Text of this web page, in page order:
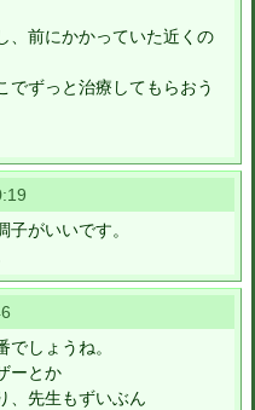
、前にかかっていた近くの
でずっと治療してもらおう
がいいです。
しょうね。
ーとか
、先生もずいぶん